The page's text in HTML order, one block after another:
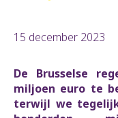
15 december 2023
De Brusselse
miljoen euro te
terwijl we